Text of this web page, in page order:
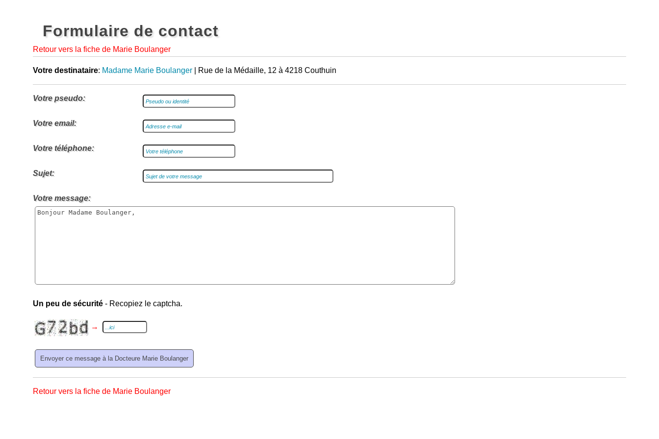
Formulaire de contact
Retour vers la fiche de Marie Boulanger
Votre destinataire: Madame Marie Boulanger | Rue de la Médaille, 12 à 4218 Couthuin
Votre pseudo:
Votre email:
Votre téléphone:
Sujet:
Votre message:
Un peu de sécurité - Recopiez le captcha.
→
Retour vers la fiche de Marie Boulanger